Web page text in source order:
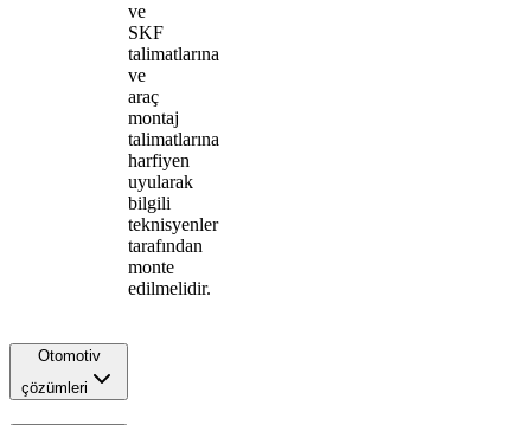
ve
SKF
talimatlarına
ve
araç
montaj
talimatlarına
harfiyen
uyularak
bilgili
teknisyenler
tarafından
monte
edilmelidir.
Otomotiv
çözümleri